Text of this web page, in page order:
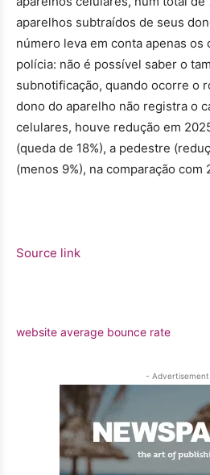
aparelhos subtraídos de seus
número leva em conta apenas os
polícia: não é possível saber o
subnotificação, quando ocorre o
dono do aparelho não registra o
celulares, houve redução em
(queda de 18%), a pedestre
(menos 9%), na comparação com
Source link
website average bounce rate
-